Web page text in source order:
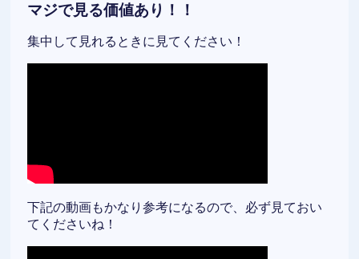
マジで見る価値あり！！
集中して見れるときに見てください！
下記の動画もかなり参考になるので、必ず見ておい
てくださいね！